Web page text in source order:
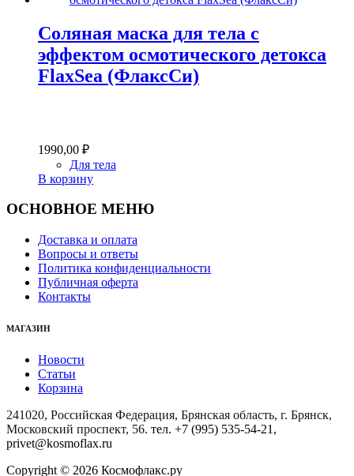
Соляная маска для тела с
эффектом осмотического детокса
FlaxSea (ФлаксСи)
1990,00 ₽
Для тела
В корзину
ОСНОВНОЕ МЕНЮ
Доставка и оплата
Вопросы и ответы
Политика конфиденциальности
Публичная оферта
Контакты
МАГАЗИН
Новости
Статьи
Корзина
241020, Российская Федерация, Брянская область, г. Брянск,
Московский проспект, 56. тел. +7 (995) 535-54-21,
privet@kosmoflax.ru
Copyright © 2026 Космофлакс.ру